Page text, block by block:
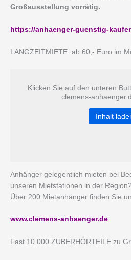
Großausstellung vorrätig.
https://anhaenger-guenstig-
LANGZEITMIETE: ab 60,- Euro im
Klicken Sie auf den unteren
clemens-
Inhalt
Anhänger gelegentlich mieten bei
unseren Mietstationen in der
Über 200 Mietanhänger finden Sie
www.clemens-anhaenger.de
Fast 10.000 ZUBERHÖRTEILE zu